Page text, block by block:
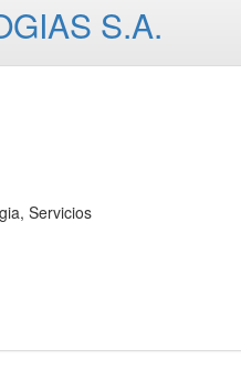
S.A.
Servicios